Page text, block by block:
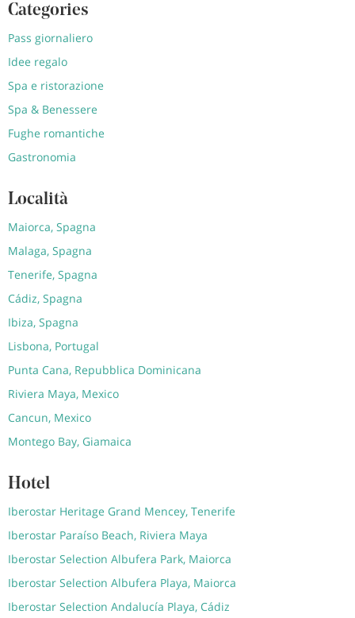
Categories
Pass giornaliero
Idee regalo
Spa e ristorazione
Spa & Benessere
Fughe romantiche
Gastronomia
Località
Maiorca, Spagna
Malaga, Spagna
Tenerife, Spagna
Cádiz, Spagna
Ibiza, Spagna
Lisbona, Portugal
Punta Cana, Repubblica Dominicana
Riviera Maya, Mexico
Cancun, Mexico
Montego Bay, Giamaica
Hotel
Iberostar Heritage Grand Mencey, Tenerife
Iberostar Paraíso Beach, Riviera Maya
Iberostar Selection Albufera Park, Maiorca
Iberostar Selection Albufera Playa, Maiorca
Iberostar Selection Andalucía Playa, Cádiz